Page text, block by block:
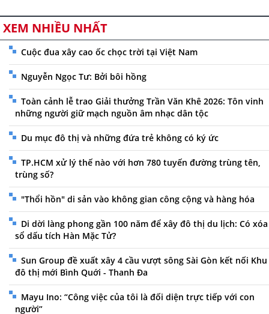
XEM NHIỀU NHẤT
Cuộc đua xây cao ốc chọc trời tại Việt Nam
Nguyễn Ngọc Tư: Bởi bôi hồng
Toàn cảnh lễ trao Giải thưởng Trần Văn Khê 2026: Tôn vinh
những người giữ mạch nguồn âm nhạc dân tộc
Du mục đô thị và những đứa trẻ không có ký ức
TP.HCM xử lý thế nào với hơn 780 tuyến đường trùng tên,
trùng số?
"Thổi hồn" di sản vào không gian công cộng và hàng hóa
Di dời làng phong gần 100 năm để xây đô thị du lịch: Có xóa
sổ dấu tích Hàn Mặc Tử?
Sun Group đề xuất xây 4 cầu vượt sông Sài Gòn kết nối Khu
đô thị mới Bình Quới - Thanh Đa
Mayu Ino: “Công việc của tôi là đối diện trực tiếp với con
người”